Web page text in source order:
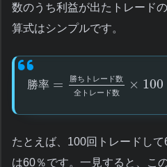
数のうち利益が出たトレード
算式はシンプルです。
勝率 = 勝ち ト レー ド数
全ト レー ド数
× 100
たとえば、100回トレードし
は60％です。一見すると、こ